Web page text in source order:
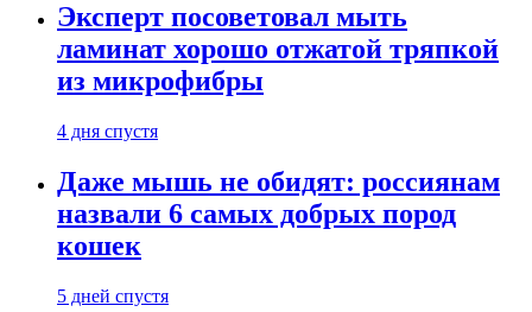
Эксперт посоветовал мыть
ламинат хорошо отжатой тряпкой
из микрофибры
4 дня спустя
Даже мышь не обидят: россиянам
назвали 6 самых добрых пород
кошек
5 дней спустя